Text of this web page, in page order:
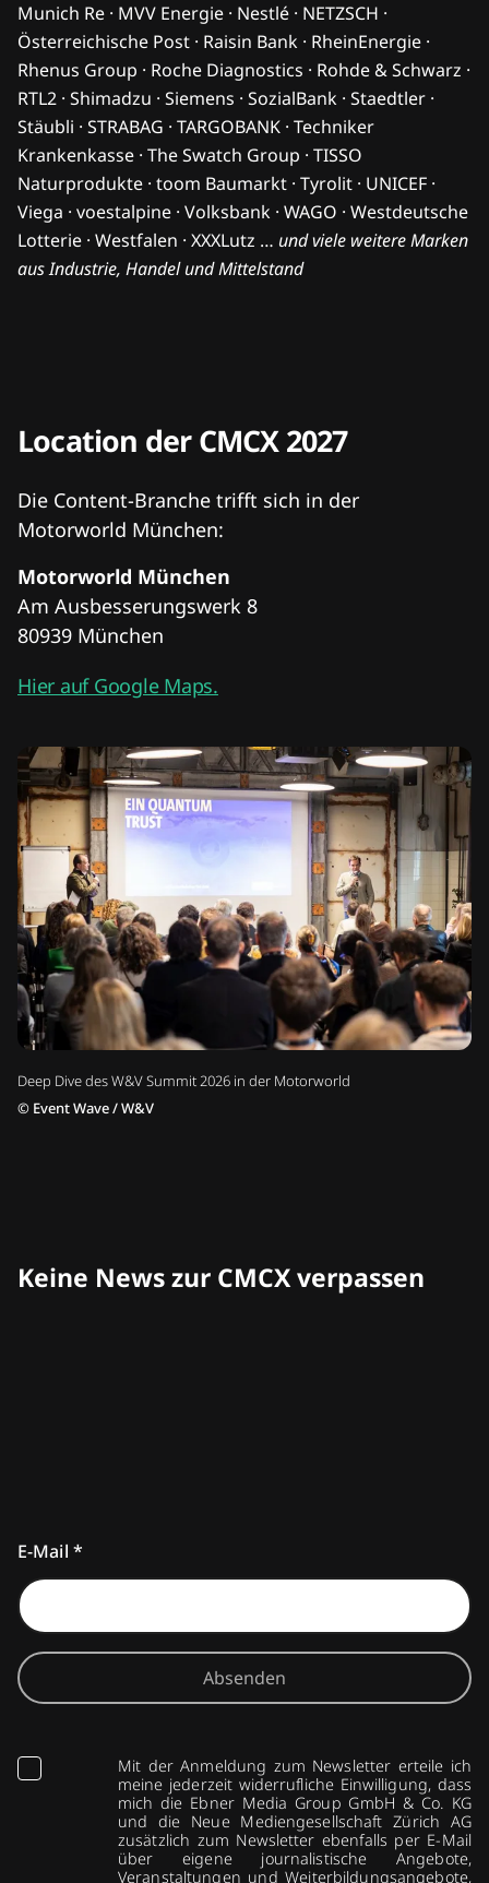
Munich Re · MVV Energie · Nestlé · NETZSCH ·
Österreichische Post · Raisin Bank · RheinEnergie ·
Rhenus Group · Roche Diagnostics · Rohde & Schwarz ·
RTL2 · Shimadzu · Siemens · SozialBank · Staedtler ·
Stäubli · STRABAG · TARGOBANK · Techniker
Krankenkasse · The Swatch Group · TISSO
Naturprodukte · toom Baumarkt · Tyrolit · UNICEF ·
Viega · voestalpine · Volksbank · WAGO · Westdeutsche
Lotterie · Westfalen · XXXLutz … und viele weitere Marken
aus Industrie, Handel und Mittelstand
Deep Dive des W&V Summit 2026 in der Motorworld
© Event Wave / W&V
Location der CMCX 2027
Die Content-Branche trifft sich in der
Motorworld München:
Motorworld München
Am Ausbesserungswerk 8
80939 München
Hier auf Google Maps.
Keine News zur CMCX verpassen
E-Mail *
Absenden
Mit der Anmeldung zum Newsletter erteile ich
meine jederzeit widerrufliche Einwilligung, dass
mich die Ebner Media Group GmbH & Co. KG
und die Neue Mediengesellschaft Zürich AG
zusätzlich zum Newsletter ebenfalls per E-Mail
über eigene journalistische Angebote,
Veranstaltungen und Weiterbildungsangebote,